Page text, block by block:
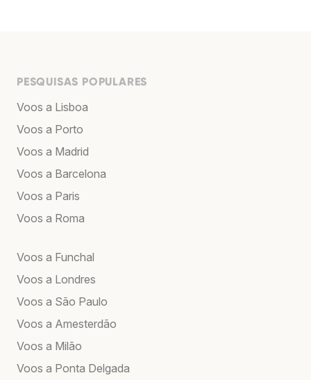
PESQUISAS POPULARES
Voos a Lisboa
Voos a Porto
Voos a Madrid
Voos a Barcelona
Voos a Paris
Voos a Roma
Voos a Funchal
Voos a Londres
Voos a São Paulo
Voos a Amesterdão
Voos a Milão
Voos a Ponta Delgada